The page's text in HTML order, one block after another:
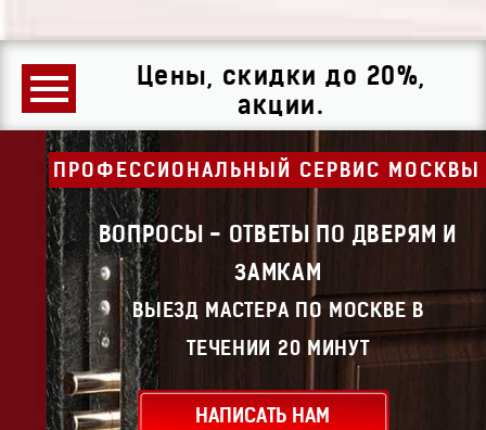
Цены, скидки до 20%,
акции.
ПРОФЕССИОНАЛЬНЫЙ СЕРВИС МОСКВЫ
ВОПРОСЫ - ОТВЕТЫ ПО ДВЕРЯМ И
ЗАМКАМ
ВЫЕЗД МАСТЕРА ПО МОСКВЕ В
ТЕЧЕНИИ 20 МИНУТ
НАПИСАТЬ НАМ